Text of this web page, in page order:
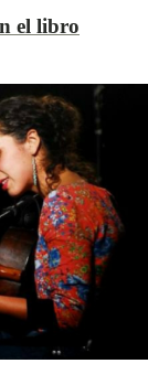
el libro